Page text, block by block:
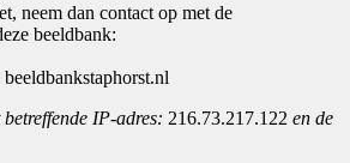
neem dan contact op met de
beeldbank:
beeldbankstaphorst.nl
IP-adres: 216.73.217.122 en de